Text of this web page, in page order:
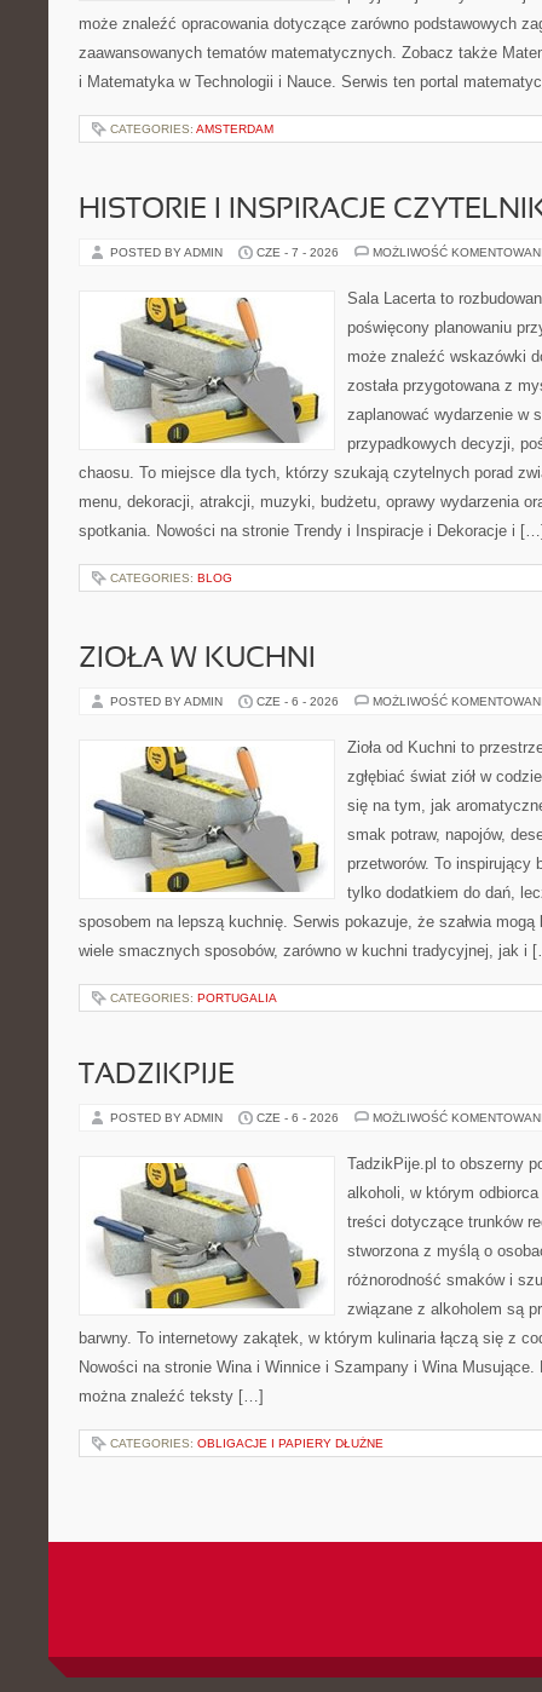
może znaleźć opracowania dotyczące zarówno podstawowych
zaawansowanych tematów matematycznych. Zobacz także
i Matematyka w Technologii i Nauce. Serwis ten portal
CATEGORIES: AMSTERDAM
HISTORIE I INSPIRACJE
POSTED BY ADMIN CZE - 7 - 2026 MOŻLIWOŚĆ
Sala Lacerta to
poświęcony planowaniu
może znaleźć wskazówki
została przygotowana z
zaplanować wydarzenie w
przypadkowych decyzji,
chaosu. To miejsce dla tych, którzy szukają czytelnych porad
menu, dekoracji, atrakcji, muzyki, budżetu, oprawy wydarzenia
spotkania. Nowości na stronie Trendy i Inspiracje i Dekoracje i
CATEGORIES: BLOG
ZIOŁA W KUCHNI
POSTED BY ADMIN CZE - 6 - 2026 MOŻLIWOŚĆ
Zioła od Kuchni to
zgłębiać świat ziół w
się na tym, jak
smak potraw, napojów,
przetworów. To inspirujący
tylko dodatkiem do dań,
sposobem na lepszą kuchnię. Serwis pokazuje, że szałwia
wiele smacznych sposobów, zarówno w kuchni tradycyjnej, jak i
CATEGORIES: PORTUGALIA
TADZIKPIJE
POSTED BY ADMIN CZE - 6 - 2026 MOŻLIWOŚĆ
TadzikPije.pl to obszerny
alkoholi, w którym
treści dotyczące trunków
stworzona z myślą o
różnorodność smaków i
związane z alkoholem są
barwny. To internetowy zakątek, w którym kulinaria łączą się z
Nowości na stronie Wina i Winnice i Szampany i Wina Musujące.
można znaleźć teksty […]
CATEGORIES: OBLIGACJE I PAPIERY DŁUŻNE